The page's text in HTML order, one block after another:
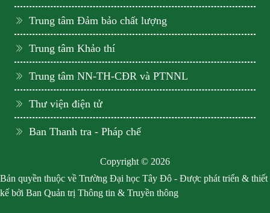
Trung tâm Đảm bảo chất lượng
Trung tâm Khảo thí
Trung tâm NN-TH-CĐR và PTNNL
Thư viện điện tử
Ban Thanh tra - Pháp chế
Copyright © 2026
Bản quyền thuộc về Trường Đại học Tây Đô - Được phát triển & thiết
kế bởi Ban Quản trị Thông tin & Truyền thông